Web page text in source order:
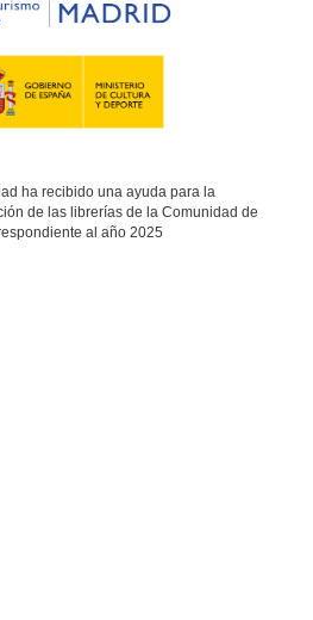
ha recibido una ayuda para la
de las librerías de la Comunidad de
al año 2025